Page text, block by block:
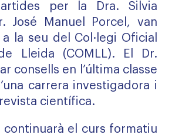
per la Dra. Silvia
José Manuel Porcel, van
la seu del Col·legi Oficial
Lleida (COMLL). El Dr.
consells en l’última classe
carrera investigadora i
revista científica.
continuarà el curs formatiu